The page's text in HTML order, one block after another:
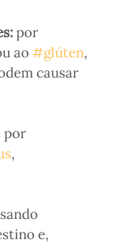
por
ao#glúten,
causar
por
,
e,